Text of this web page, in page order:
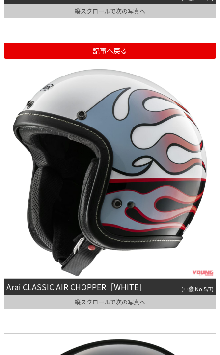
縦スクロールで次の写真へ
記事へ戻る
Arai CLASSIC AIR CHOPPER［WHITE］ (画像 No.5/7)
縦スクロールで次の写真へ